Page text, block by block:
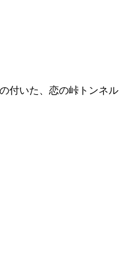
付いた、恋の峠トンネル